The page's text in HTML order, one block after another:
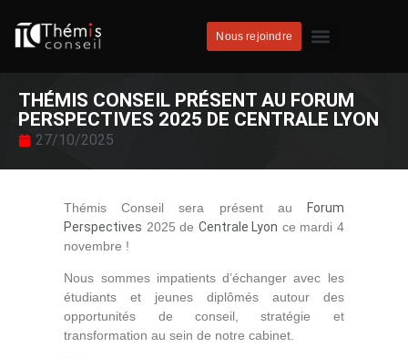
Nous rejoindre
THÉMIS CONSEIL PRÉSENT AU FORUM
PERSPECTIVES 2025 DE CENTRALE LYON
27/10/2025
Thémis Conseil sera présent au
Forum
Perspectives 2025 de Centrale Lyon ce mardi 4
novembre !
Nous sommes impatients d’échanger avec les
étudiants et jeunes diplômés autour des
opportunités de conseil, stratégie et
transformation au sein de notre cabinet.